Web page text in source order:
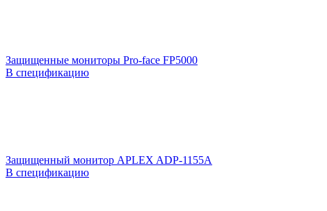
Защищенные мониторы Pro-face FP5000
В спецификацию
Защищенный монитор APLEX ADP-1155A
В спецификацию